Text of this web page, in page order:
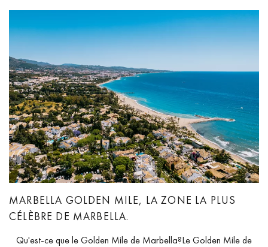
MARBELLA GOLDEN MILE, LA ZONE LA PLUS
CÉLÈBRE DE MARBELLA.
Qu'est-ce que le Golden Mile de Marbella?Le Golden Mile de